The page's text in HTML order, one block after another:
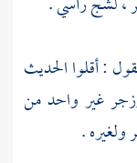
: أقلوا الحديث
غير واحد من
ولغيره .